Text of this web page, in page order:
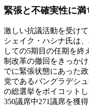
緊張と不確実性に
激しい抗議活動を受け
シェイク・ハシナ氏は
しての5期目の任期を終
制改革の撤回をきっか
でに緊張状態にあった
党であるバングラデシ
の総選挙をボイコット
350議席中271議席を獲